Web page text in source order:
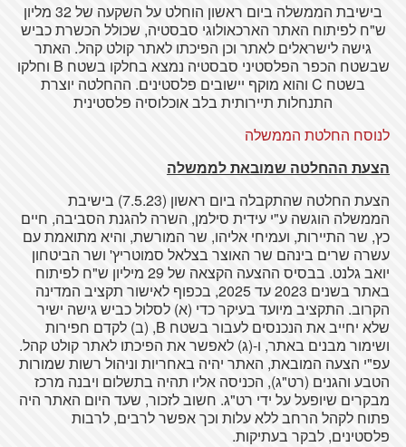
בישיבת הממשלה ביום ראשון הוחלט על השקעה של 32 מליון
ש"ח לפיתוח האתר הארכאולוגי סבסטיה, שכולל הכשרת כביש
גישה לישראלים לאתר וכן הפיכתו לאתר קולט קהל. האתר
שבשטח הכפר הפלסטיני סבסטיה נמצא בחלקו בשטח B וחלקו
בשטח C והוא מוקף יישובים פלסטינים. ההחלטה יוצרת
התנחלות תיירותית בלב אוכלוסיה פלסטינית
לנוסח החלטת הממשלה
הצעת ההחלטה שמובאת לממשלה
הצעת החלטה שהתקבלה ביום ראשון (7.5.23) בישיבת
הממשלה הוגשה ע"י עידית סילמן, השרה להגנת הסביבה, חיים
כץ, שר התיירות, ועמיחי אליהו, שר המורשת, והיא מתואמת עם
עשרה שרים בינהם שר האוצר בצלאל סמוטריץ' ושר הביטחון
יואב גלנט. בבסיס ההצעה הקצאה של 29 מיליון ש"ח לפיתוח
באתר בשנים 2023 עד 2025, בכפוף לאישור תקציב המדינה
הקרוב. התקציב מיועד בעיקר כדי (א) לסלול כביש גישה ישיר
שלא יחייב את הנכנסים לעבור בשטח B, (ב) לקדם חפירות
ושימור מבנים באתר, ו-(ג) לאפשר את הפיכתו לאתר קולט קהל.
עפ"י הצעה המובאת, האתר יהיה באחריות וניהול רשות שמורות
הטבע והגנים (רט"ג), הכניסה אליו תהיה בתשלום ויבנה מרכז
מבקרים שיופעל על ידי רט"ג. חשוב לזכור, שעד היום האתר היה
פתוח לקהל הרחב ללא עלות וכך אפשר לרבים, לרבות
פלסטינים, לבקר בעתיקות.